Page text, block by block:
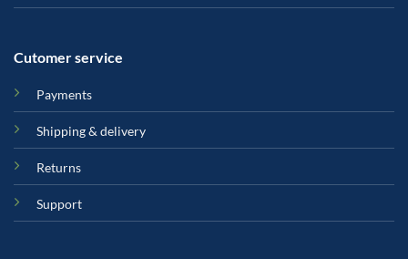
Cutomer service
Payments
Shipping & delivery
Returns
Support